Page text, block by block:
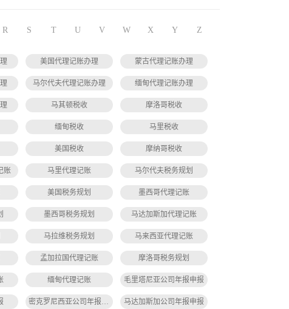
R S T U V W X Y Z
美国代理记账办理 蒙古代理记账办理
马尔代夫代理记账办理 缅甸代理记账办理
马其顿税收 摩洛哥税收
缅甸税收 马里税收
美国税收 摩纳哥税收
账 马里代理记账 马尔代夫税务规划
美国税务规划 墨西哥代理记账
墨西哥税务规划 马达加斯加代理记账
马拉维税务规划 马来西亚代理记账
孟加拉国代理记账 摩洛哥税务规划
缅甸代理记账 毛里塔尼亚公司年报申报
密克罗尼西亚公司年报申报 马达加斯加公司年报申报